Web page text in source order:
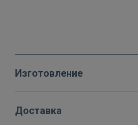
Изготовление
Доставка